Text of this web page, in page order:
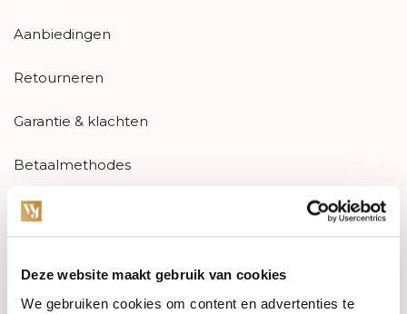
Deze website maakt gebruik van cookies
We gebruiken cookies om content en advertenties te
Aanbiedingen
Retourneren
Garantie & klachten
Betaalmethodes
Sitemap
Categorieën
Horloges